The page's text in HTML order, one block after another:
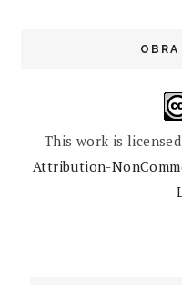
This work is
Attribution-